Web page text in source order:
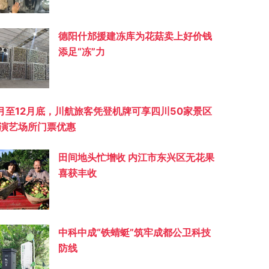
德阳什邡援建冻库为花菇卖上好价钱
添足“冻”力
至12月底，川航旅客凭登机牌可享四川50家景区
艺场所门票优惠
田间地头忙增收 内江市东兴区无花果
喜获丰收
中科中成“铁蜻蜓”筑牢成都公卫科技
防线